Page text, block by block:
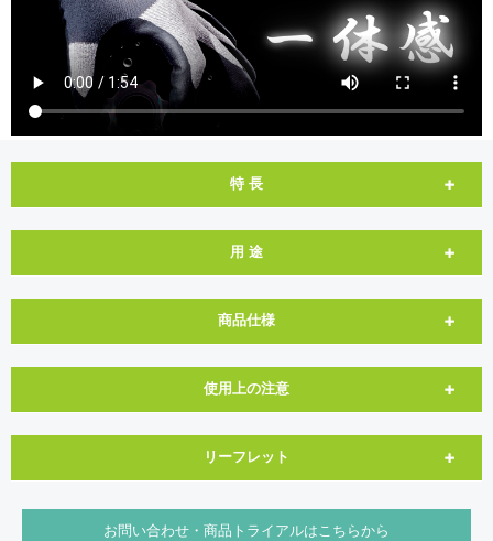
特 長
用 途
商品仕様
使用上の注意
リーフレット
お問い合わせ・商品トライアルはこちらから